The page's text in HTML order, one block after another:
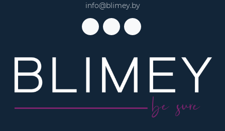
info@blimey.by